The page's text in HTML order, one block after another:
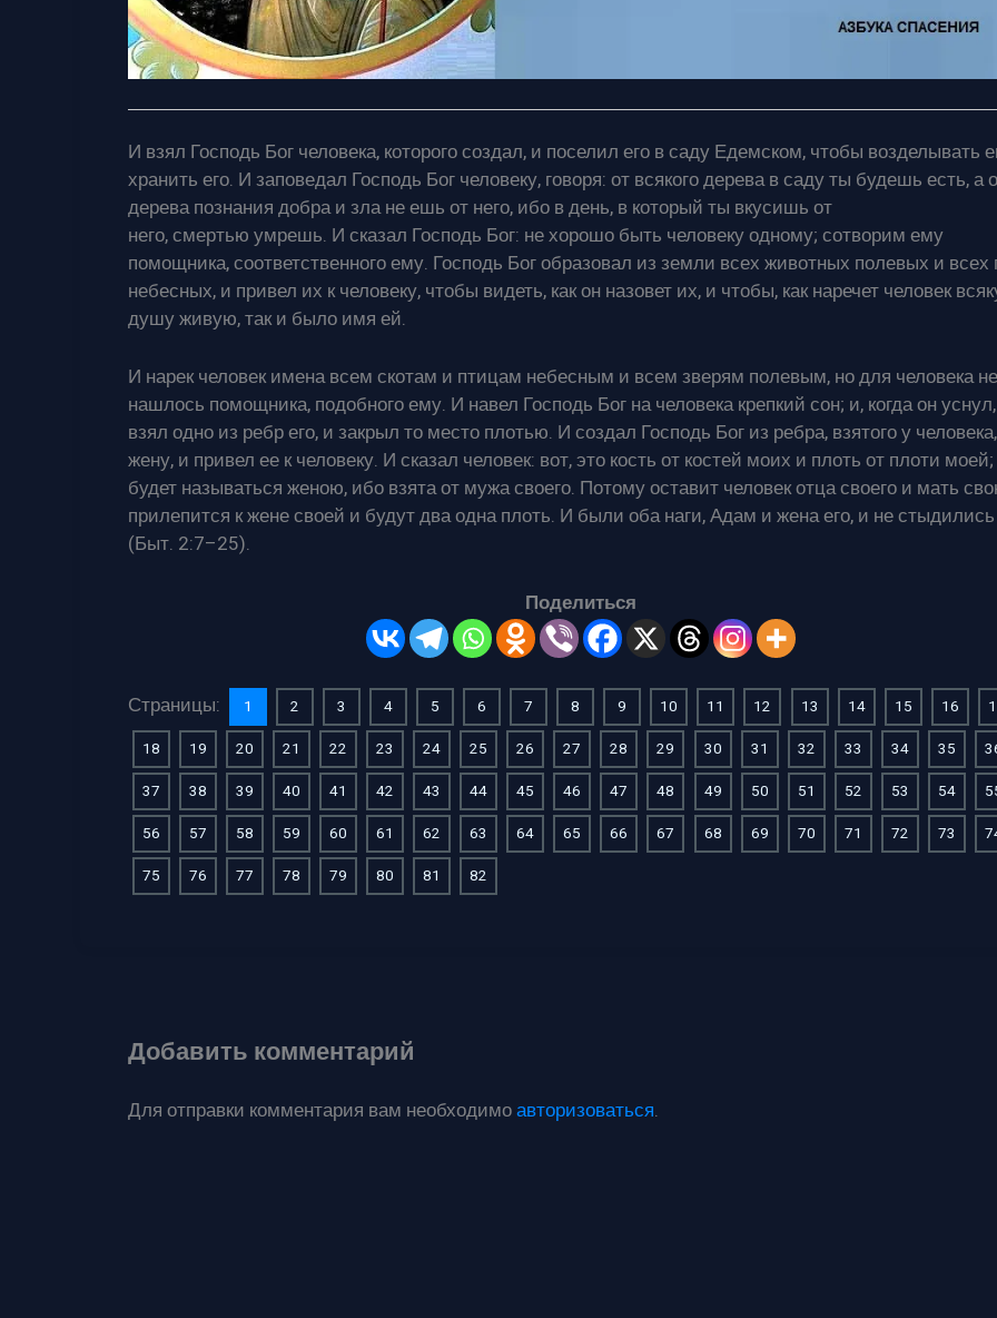
И взял Господь Бог человека, которого создал, и поселил его в саду Едемском, чтобы возделывать
хранить его. И заповедал Господь Бог человеку, говоря: от всякого дерева в саду ты будешь есть, а
дерева познания добра и зла не ешь от него, ибо в день, в который ты вкусишь от
него, смертью умрешь. И сказал Господь Бог: не хорошо быть человеку одному; сотворим ему
помощника, соответственного ему. Господь Бог образовал из земли всех животных полевых и всех
небесных, и привел их к человеку, чтобы видеть, как он назовет их, и чтобы, как наречет человек
душу живую, так и было имя ей.
И нарек человек имена всем скотам и птицам небесным и всем зверям полевым, но для человека не
нашлось помощника, подобного ему. И навел Господь Бог на человека крепкий сон; и, когда он уснул,
взял одно из ребр его, и закрыл то место плотью. И создал Господь Бог из ребра, взятого у человека,
жену, и привел ее к человеку. И сказал человек: вот, это кость от костей моих и плоть от плоти
будет называться женою, ибо взята от мужа своего. Потому оставит человек отца своего и мать
прилепится к жене своей и будут два одна плоть. И были оба наги, Адам и жена его, и не стыдились
(Быт. 2:7–25).
Поделиться
Страницы: 1 2 3 4 5 6 7 8 9 10 11 12 13 14 15 16
18
19 20 21 22 23 24 25 26 27 28 29 30 31 32 33 34 35
37
38 39 40 41 42 43 44 45 46 47 48 49 50 51 52 53 54
56
57 58 59 60 61 62 63 64 65 66 67 68 69 70 71 72 73
75
76 77 78 79 80 81 82
Добавить комментарий
Для отправки комментария вам необходимоавторизоваться.